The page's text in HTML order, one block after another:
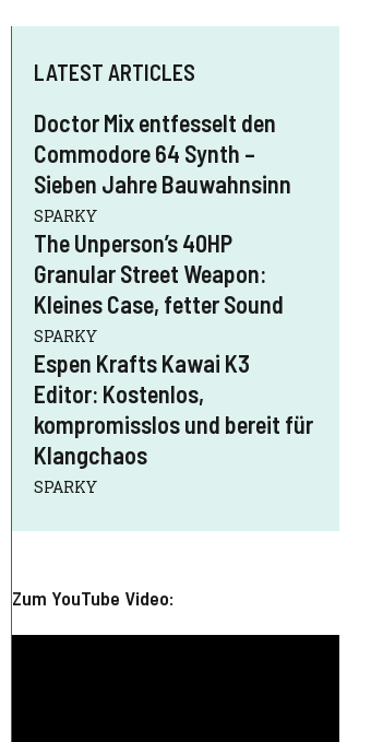
LATEST ARTICLES
Doctor Mix entfesselt den
Commodore 64 Synth –
Sieben Jahre Bauwahnsinn
SPARKY
The Unperson’s 40HP
Granular Street Weapon:
Kleines Case, fetter Sound
SPARKY
Espen Krafts Kawai K3
Editor: Kostenlos,
kompromisslos und bereit für
Klangchaos
SPARKY
Zum YouTube Video: